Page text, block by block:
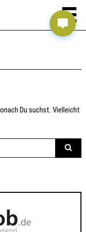
Du suchst. Vielleicht